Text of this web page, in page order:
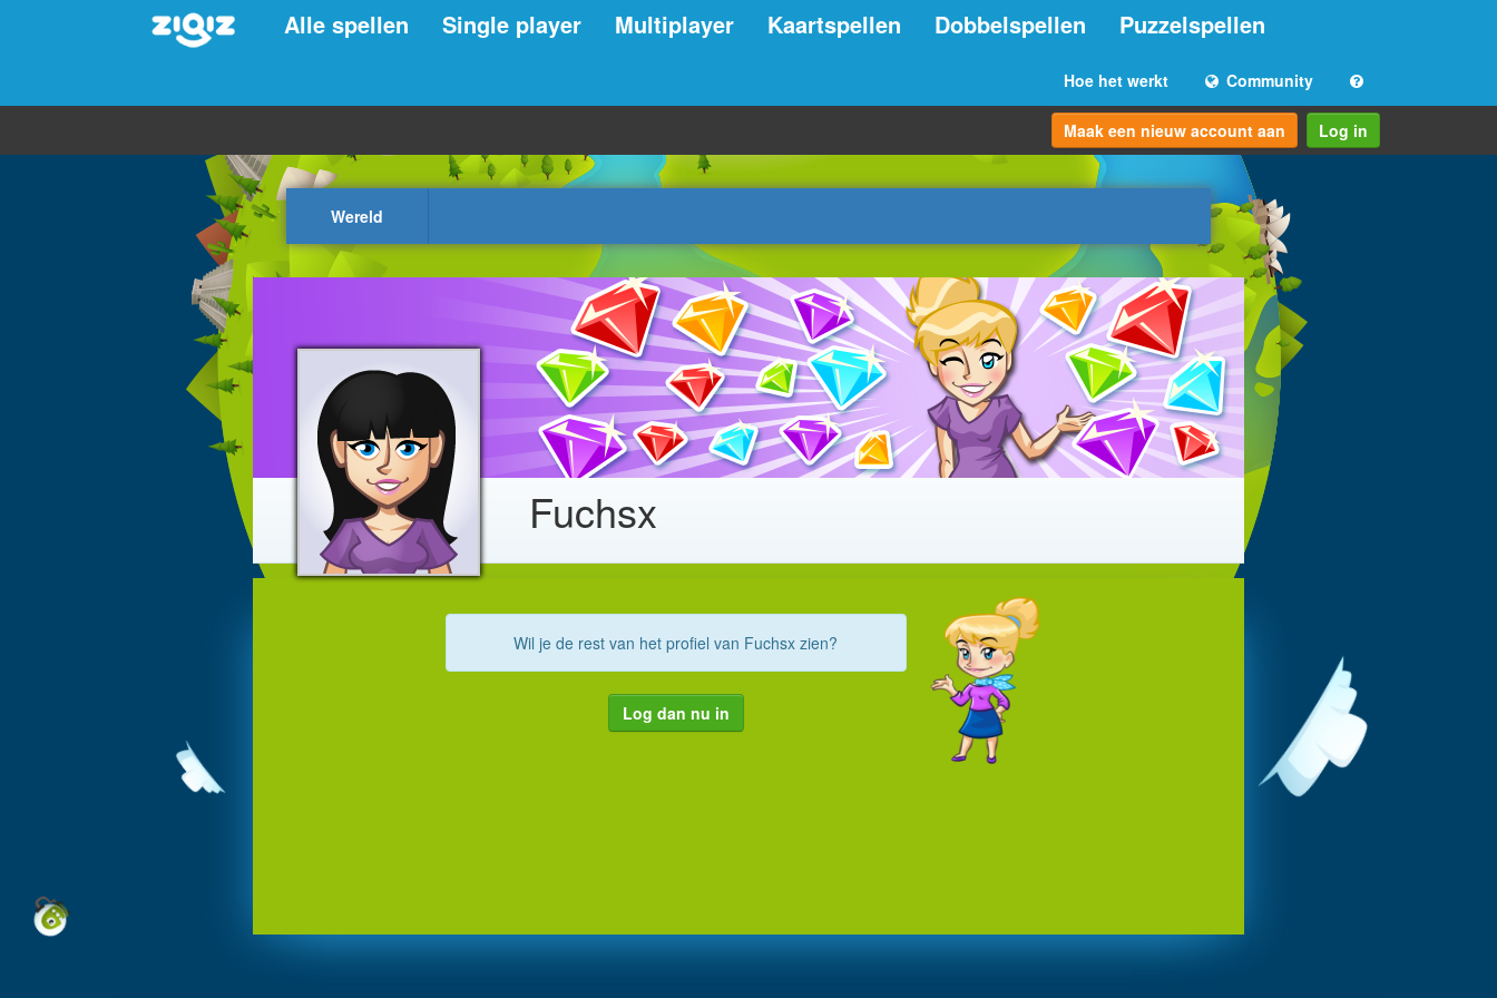
Alle spellen Single player Multiplayer Kaartspellen Dobbelspellen Puzzelspellen
Hoe het werkt Community
Maak een nieuw account aan Log in
Wereld
Fuchsx
Wil je de rest van het profiel van Fuchsx zien?
Log dan nu in